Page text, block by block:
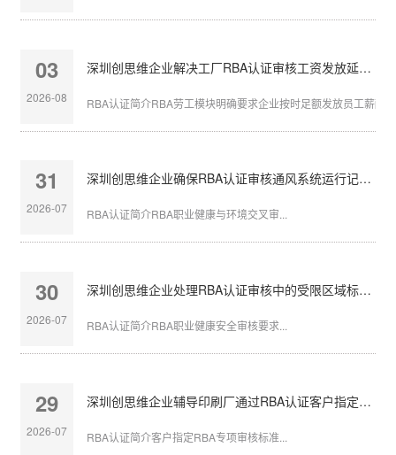
03
2026-08
深圳创思维企业解决工厂RBA认证审核工资发放延迟问题
RBA认证简介RBA劳工模块明确要求企业按时足额发放员工薪酬
31
2026-07
深圳创思维企业确保RBA认证审核通风系统运行记录完整
RBA认证简介RBA职业健康与环境交叉审...
30
2026-07
深圳创思维企业处理RBA认证审核中的受限区域标识不清
RBA认证简介RBA职业健康安全审核要求...
29
2026-07
深圳创思维企业辅导印刷厂通过RBA认证客户指定审核
RBA认证简介客户指定RBA专项审核标准...